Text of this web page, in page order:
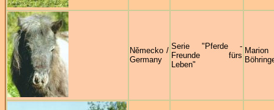
Německo /
Germany
Serie "Pferde -
Freunde fürs
Leben"
Marion